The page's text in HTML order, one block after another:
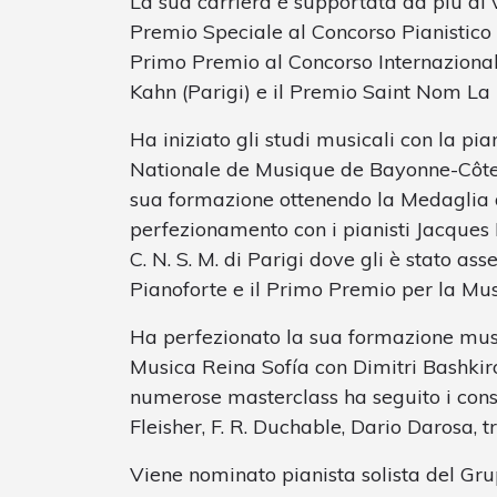
Premio Speciale al Concorso
Primo Premio al Concorso
Kahn (Parigi) e il Premio Saint Nom La
Ha iniziato gli studi musicali con la
Nationale de Musique de Bayonne-
sua formazione ottenendo la Medaglia
perfezionamento con i pianisti
C. N. S. M. di Parigi dove gli è stato
Pianoforte e il Primo Premio per la
Ha perfezionato la sua formazione
Musica Reina Sofía con Dimitri
numerose masterclass ha seguito i
Fleisher, F. R. Duchable, Dario Darosa,
Viene nominato pianista solista del